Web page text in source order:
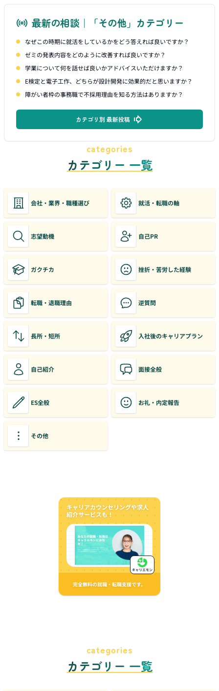
最新の相談｜「その他」カテゴリー
なぜこの時期に就活をしているかをどう答えれば良いですか？
ゼミの発表内容をどのように改善すれば良いですか？
学業について何を話せば良いかアドバイスいただけますか？
E検定と電子工作、どちらが設計開発に効果的だと思いますか？
障がい者枠の事務職で不採用理由を知る方法はありますか？
カテゴリ別 最新投稿
categories
カテゴリー 一覧
会社・業界・職種選び 就活・転職の軸
志望動機 自己PR
ガクチカ 挫折・苦労した経験
転職・退職理由 逆質問
長所・短所 入社後のキャリアプラン
自己紹介 面接全般
ES全般 お礼・内定報告
その他
キャリアカウンセリングや求人
紹介サービスも！
完全無料の就職・転職支援です。
キャリエモン
categories
カテゴリー 一覧